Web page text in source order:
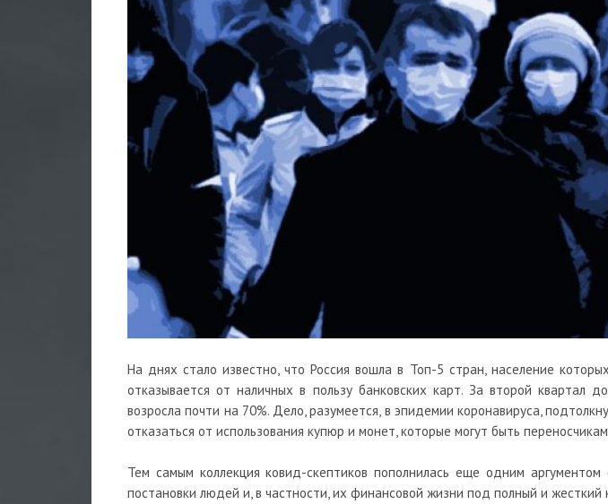
На днях стало известно, что Россия вошла в Топ-5 стран, население
отказывается от наличных в пользу банковских карт. За второй квартал
возросла почти на 70%. Дело, разумеется, в эпидемии коронавируса,
отказаться от использования купюр и монет, которые могут быть
Тем самым коллекция ковид-скептиков пополнилась еще одним
постановки людей и, в частности, их финансовой жизни под полный и жесткий